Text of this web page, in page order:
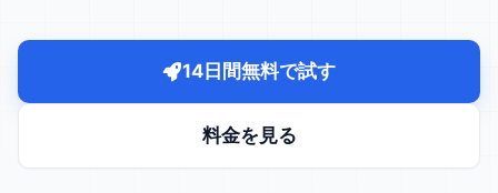
14日間無料で試す
料金を見る